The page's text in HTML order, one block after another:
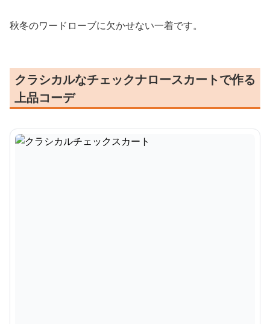
秋冬のワードローブに欠かせない一着です。
クラシカルなチェックナロースカートで作る
上品コーデ